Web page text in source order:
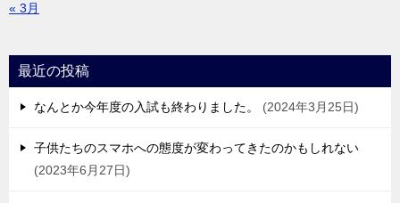
« 3月
最近の投稿
なんとか今年度の入試も終わりました。 2024年3月25日
子供たちのスマホへの態度が変わってきたのかもしれない
2023年6月27日